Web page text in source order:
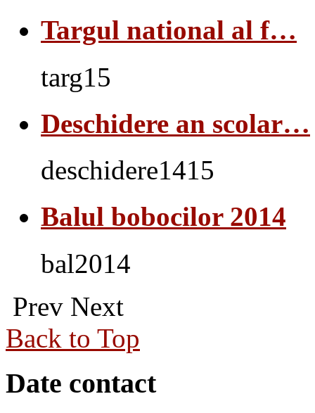
Targul national al f…
targ15
Deschidere an scolar…
deschidere1415
Balul bobocilor 2014
bal2014
Prev Next
Back to Top
Date contact